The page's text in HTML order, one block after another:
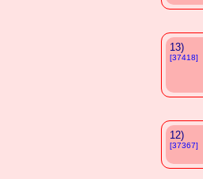
13)
[37418]
12)
[37367]